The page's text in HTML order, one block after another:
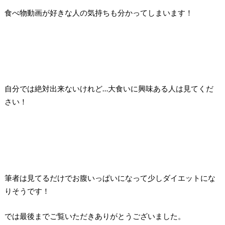
食べ物動画が好きな人の気持ちも分かってしまいます！
自分では絶対出来ないけれど…大食いに興味ある人は見てくだ
さい！
筆者は見てるだけでお腹いっぱいになって少しダイエットにな
りそうです！
では最後までご覧いただきありがとうございました。